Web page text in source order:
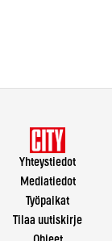
Yhteystiedot
Mediatiedot
Työpaikat
Tilaa uutiskirje